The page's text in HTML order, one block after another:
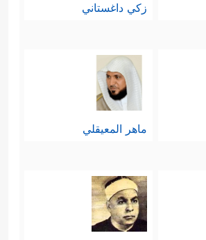
زكي داغستاني
ماهر المعيقلي